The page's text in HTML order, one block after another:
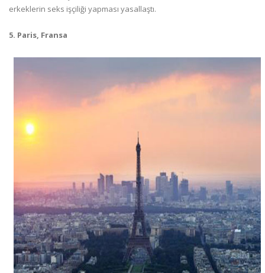
erkeklerin seks işçiliği yapması yasallaştı.
5. Paris, Fransa